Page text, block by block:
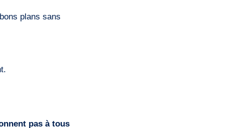
plans sans
pas à tous